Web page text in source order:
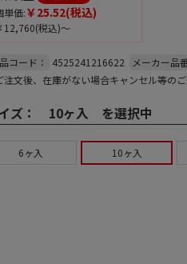
単価:￥25.52(税込)
12,760(税込)～
コード： 4525241216622 メーカー品
文後、在庫がない場合キャンセル等のご
ズ： 10ヶ入 を選択中
6ヶ入 10ヶ入